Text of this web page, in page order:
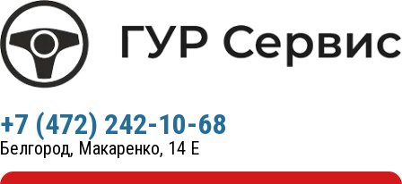
Перейти
к
содержимому
+7 (472) 242-10-68
Белгород, Макаренко, 14 Е